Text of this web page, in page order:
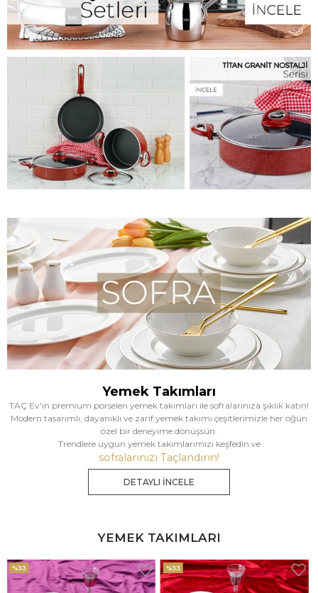
Yemek Takımları
TAÇ Ev'in premium porselen yemek takımları ile sofralarınıza şıklık katın!
Modern tasarımlı, dayanıklı ve zarif yemek takımı çeşitlerimizle her öğün
özel bir deneyime dönüşsün.
Trendlere uygun yemek takımlarımızı keşfedin ve
sofralarınızı Taçlandırın!
DETAYLI İNCELE
YEMEK TAKIMLARI
%33 %25